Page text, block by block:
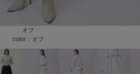
オフ
color：オフ
イエロー
color：イエロー
ネイビー
color：ネイビー
着用サイズ：Mサイズ
着用サイズ：Mサイズ
着用サイズ：Mサイズ
着用サイズ：Mサイズ
着用サイズ：Mサイズ